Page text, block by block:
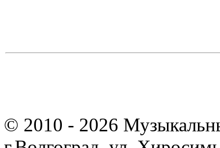
© 2010 - 2026